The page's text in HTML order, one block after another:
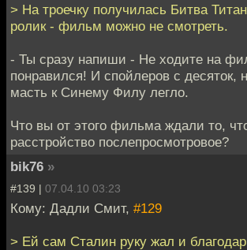
> На троечку получилась Битва
ролик - фильм можно не смотреть.
- Ты сразу напиши - Не ходите на
понравился! И спойлеров с десяток,
масть к Синему Филу легло.
Что вы от этого фильма ждали то,
расстройство послепросмотровое?
bik76 »
#139 | 07.04.10 03:23
Кому: Дадли Смит, #129
> Ей сам Сталин руку жал и